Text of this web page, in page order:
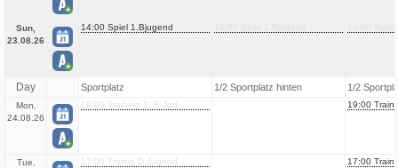
Sun,
23.08.26
14:00 Spiel 1.Bjugend
Day Sportplatz 1/2 Sportplatz hinten 1/2
Mon,
24.08.26
19:00 Training 1. B Jgd 19:00
Tue,
17:00 Trainig D Jugend 17:00